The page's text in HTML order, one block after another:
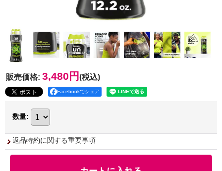
販売価格: 3,480円 (税込)
Facebookでシェア
数量:
返品特約に関する重要事項